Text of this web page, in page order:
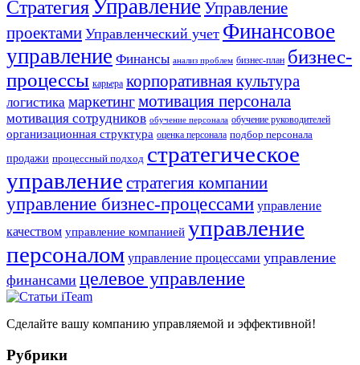
СтратегияУправление Управление
проектами Управленческий учет Финансовое
управление Финансы анализ проблем бизнес-план бизнес-
процессы карьера корпоративная культура
логистика маркетингмотивация персонала
мотивация сотрудников обучение персонала обучение руководителей
организационная структура оценка персонала подбор персонала
продажи процессный подход стратегическое
управление стратегия компании
управление бизнес-процессами управление
качеством управление компанией управление
персоналом управление процессами управление
финансами целевое управление
Сделайте вашу компанию управляемой и эффективной!
Рубрики